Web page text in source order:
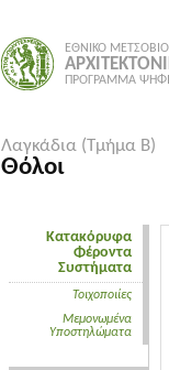
ΕΘΝΙΚΟ
ΠΡΟΓΡΑΜΜΑ
Λαγκάδια (Τμήμα Β)
Θόλοι
Κατακόρυφα
Φέροντα
Συστήματα
Τοιχοποιίες
Μεμονωμένα
Υποστηλώματα